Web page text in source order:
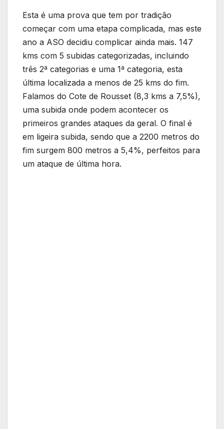
Esta é uma prova que tem por tradição
começar com uma etapa complicada, mas este
ano a ASO decidiu complicar ainda mais. 147
kms com 5 subidas categorizadas, incluindo
três 2ª categorias e uma 1ª categoria, esta
última localizada a menos de 25 kms do fim.
Falamos do Cote de Rousset (8,3 kms a 7,5%),
uma subida onde podem acontecer os
primeiros grandes ataques da geral. O final é
em ligeira subida, sendo que a 2200 metros do
fim surgem 800 metros a 5,4%, perfeitos para
um ataque de última hora.